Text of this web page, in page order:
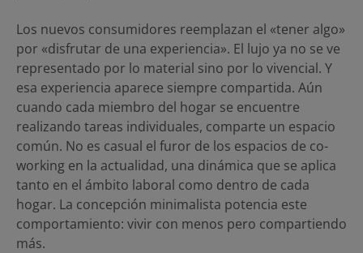
Los nuevos consumidores reemplazan el «tener algo»
por «disfrutar de una experiencia». El lujo ya no se ve
representado por lo material sino por lo vivencial. Y
esa experiencia aparece siempre compartida. Aún
cuando cada miembro del hogar se encuentre
realizando tareas individuales, comparte un espacio
común. No es casual el furor de los espacios de co-
working en la actualidad, una dinámica que se aplica
tanto en el ámbito laboral como dentro de cada
hogar. La concepción minimalista potencia este
comportamiento: vivir con menos pero compartiendo
más.